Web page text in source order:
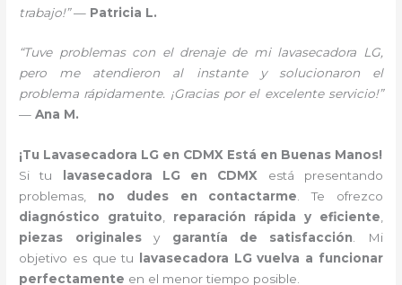
trabajo!”— Patricia L.
“Tuve problemas con el drenaje de mi lavasecadora LG,
pero me atendieron al instante y solucionaron el
problema rápidamente. ¡Gracias por el excelente servicio!”
—Ana M.
¡Tu Lavasecadora LG en CDMX Está en Buenas Manos!
Si tu
lavasecadora LG en CDMX está presentando
problemas, no dudes en contactarme. Te ofrezco
diagnóstico gratuito, reparación rápida y eficiente,
piezas originalesy garantía de satisfacción. Mi
objetivo es que tu
lavasecadora LG vuelva a funcionar
perfectamente en el menor tiempo posible.